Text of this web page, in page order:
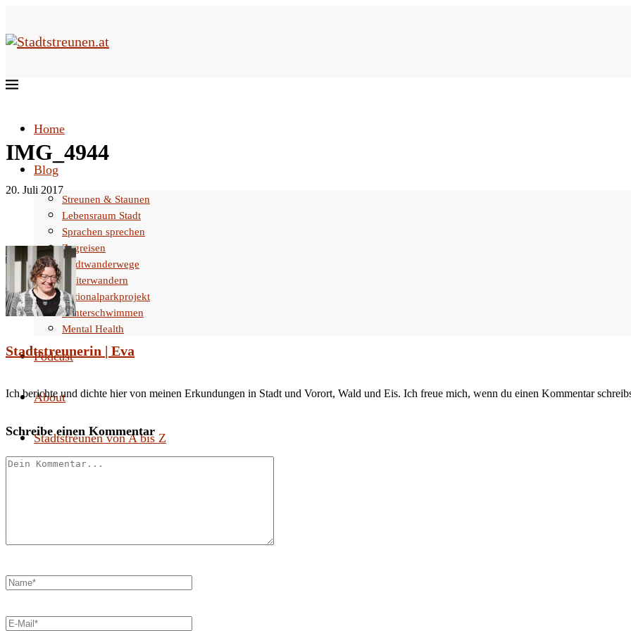
Home
Blog
Streunen & Staunen
Lebensraum Stadt
Sprachen sprechen
Zugreisen
Stadtwanderwege
Weiterwandern
Nationalparkprojekt
Winterschwimmen
Mental Health
Podcast
About
Stadtstreunen von A bis Z
IMG_4944
20. Juli 2017
Stadtstreunerin | Eva
Ich berichte und dichte hier von meinen Erkundungen in Stadt und Vorort, Wald und Eis. Ich freue mich, wenn du einen Kommentar
Schreibe einen Kommentar